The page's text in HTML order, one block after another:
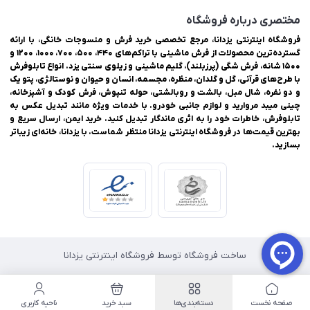
مختصری درباره فروشگاه
فروشگاه اینترنتی یزدانا، مرجع تخصصی خرید فرش و منسوجات خانگی، با ارائه
گسترده‌ترین محصولات از فرش ماشینی با تراکم‌های ۴۴۰، ۵۰۰، ۷۰۰، ۱۰۰۰، ۱۲۰۰ و
۱۵۰۰ شانه، فرش شگی (پرزبلند)، گلیم ماشینی و زیلوی سنتی یزد. انواع تابلوفرش
با طرح‌های قرآنی، گل و گلدان، منظره، مجسمه، انسان و حیوان و نوستالژی، پتو یک
و دو نفره، شال مبل، بالشت و روبالشتی، حوله تنپوش، فرش کودک و آشپزخانه،
چینی میبد مروارید و لوازم جانبی خودرو. با خدمات ویژه مانند تبدیل عکس به
تابلوفرش، خاطرات خود را به اثری ماندگار تبدیل کنید. خرید ایمن، ارسال سریع و
بهترین قیمت‌ها در فروشگاه اینترنتی یزدانا منتظر شماست. با یزدانا، خانه‌ای زیباتر
بسازید.
ساخت فروشگاه توسط فروشگاه اینترنتی یزدانا
صفحه نخست دسته‌بندی‌ها سبد خرید ناحیه کاربری